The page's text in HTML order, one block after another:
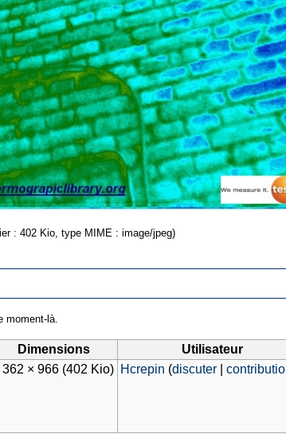
: 402 Kio, type MIME : image/jpeg)
moment-là.
Dimensions Utilisateur
362 × 966 (402 Kio) Hcrepin (discuter |